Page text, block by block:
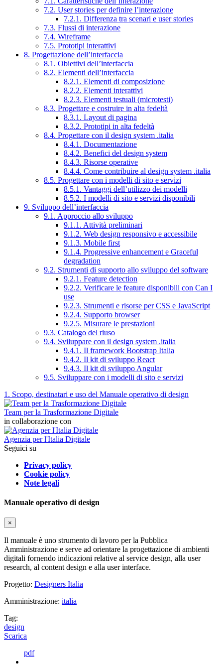
7.2. User stories per definire l’interazione
7.2.1. Differenza tra scenari e user stories
7.3. Flussi di interazione
7.4. Wireframe
7.5. Prototipi interattivi
8. Progettazione dell’interfaccia
8.1. Obiettivi dell’interfaccia
8.2. Elementi dell’interfaccia
8.2.1. Elementi di composizione
8.2.2. Elementi interattivi
8.2.3. Elementi testuali (microtesti)
8.3. Progettare e costruire in alta fedeltà
8.3.1. Layout di pagina
8.3.2. Prototipi in alta fedeltà
8.4. Progettare con il design system .italia
8.4.1. Documentazione
8.4.2. Benefici del design system
8.4.3. Risorse operative
8.4.4. Come contribuire al design system .italia
8.5. Progettare con i modelli di sito e servizi
8.5.1. Vantaggi dell’utilizzo dei modelli
8.5.2. I modelli di sito e servizi disponibili
9. Sviluppo dell’interfaccia
9.1. Approccio allo sviluppo
9.1.1. Attività preliminari
9.1.2. Web design responsivo e accessibile
9.1.3. Mobile first
9.1.4. Progressive enhancement e Graceful
degradation
9.2. Strumenti di supporto allo sviluppo del software
9.2.1. Feature detection
9.2.2. Verificare le feature disponibili con Can I
use
9.2.3. Strumenti e risorse per CSS e JavaScript
9.2.4. Supporto browser
9.2.5. Misurare le prestazioni
9.3. Catalogo del riuso
9.4. Sviluppare con il design system .italia
9.4.1. Il framework Bootstrap Italia
9.4.2. Il kit di sviluppo React
9.4.3. Il kit di sviluppo Angular
9.5. Sviluppare con i modelli di sito e servizi
1. Scopo, destinatari e uso del Manuale operativo di design
Team per la Trasformazione Digitale
in collaborazione con
Agenzia per l'Italia Digitale
Seguici su
Privacy policy
Cookie policy
Note legali
Manuale operativo di design
×
Il manuale è uno strumento di lavoro per la Pubblica
Amministrazione e serve ad orientare la progettazione di ambienti
digitali fornendo indicazioni relative al service design, alla user
research, al content design e alla user interface.
Progetto: Designers Italia
Amministrazione: italia
Tag:
design
Scarica
pdf